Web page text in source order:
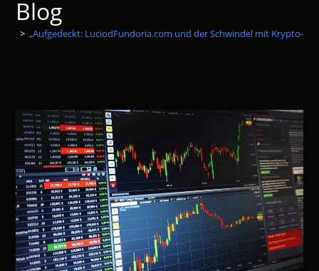
Blog
> „Aufgedeckt: LuciodFundoria.com und der Schwindel mit Krypto-